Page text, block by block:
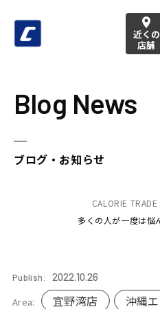
近くの
店舗
050-
受付時間 9:00〜
Strength 強み・特徴
近くの
店舗
Blog News
ブログ・お知らせ
CALORIE TRADE
多くの人が一度は悩
Publish: 2022.10.26
Area: 宜野湾店 沖縄